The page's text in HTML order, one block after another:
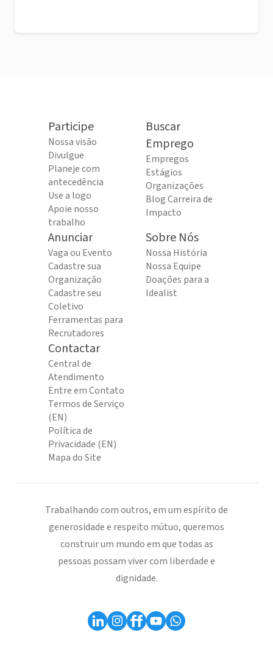
Participe
Nossa visão
Divulgue
Planeje com
antecedência
Use a logo
Apoie nosso
trabalho
Buscar
Emprego
Empregos
Estágios
Organizações
Blog Carreira de
Impacto
Anunciar
Vaga ou Evento
Cadastre sua
Organização
Cadastre seu
Coletivo
Ferramentas para
Recrutadores
Sobre Nós
Nossa História
Nossa Equipe
Doações para a
Idealist
Contactar
Central de
Atendimento
Entre em Contato
Termos de Serviço
(EN)
Política de
Privacidade (EN)
Mapa do Site
Trabalhando com outros, em um espírito de
generosidade e respeito mútuo, queremos
construir um mundo em que todas as
pessoas possam viver com liberdade e
dignidade.